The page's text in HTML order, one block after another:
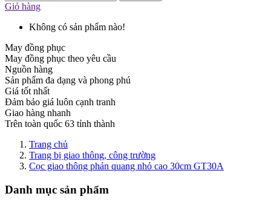
Giỏ hàng
Không có sản phẩm nào!
May đồng phục
May đồng phục theo yêu cầu
Nguồn hàng
Sản phẩm đa dạng và phong phú
Giá tốt nhất
Đảm bảo giá luôn cạnh tranh
Giao hàng nhanh
Trên toàn quốc 63 tỉnh thành
Trang chủ
Trang bị giao thông, công trường
Cọc giao thông phản quang nhỏ cao 30cm GT30A
Danh mục sản phẩm